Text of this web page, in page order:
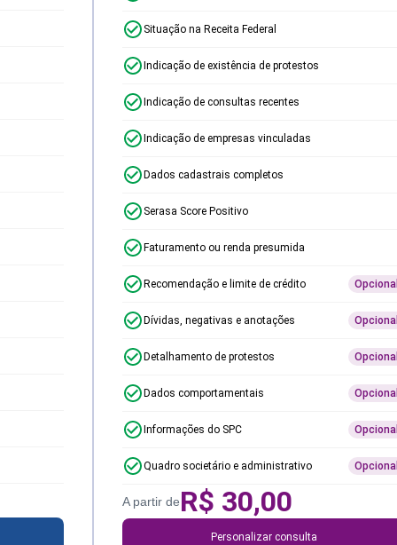
Situação na Receita Federal
Indicação de existência de protestos
Indicação de consultas recentes
Indicação de empresas vinculadas
Dados cadastrais completos
Serasa Score Positivo
Faturamento ou renda presumida
Recomendação e limite de crédito Opcional
Dívidas, negativas e anotações Opcional
Detalhamento de protestos Opcional
Dados comportamentais Opcional
Informações do SPC Opcional
Quadro societário e administrativo Opcional
A partir deR$ 30,00
Personalizar consulta